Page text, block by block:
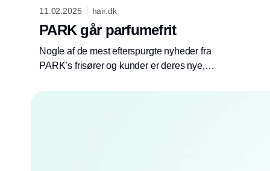
11.02.2025 hair.dk
PARK går parfumefrit
Nogle af de mest efterspurgte nyheder fra
PARK’s frisører og kunder er deres nye,